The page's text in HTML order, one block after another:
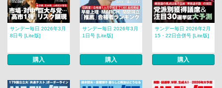
サンデー毎日 2026年3月
8日号 [Lite版]
購入
サンデー毎日 2026年3月
1日号 [Lite版]
購入
サンデー毎日 2026年2月
15・22日合併号 [Lite版]
購入